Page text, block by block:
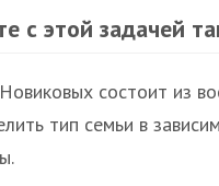
с этой задачей
состоит из
тип семьи в